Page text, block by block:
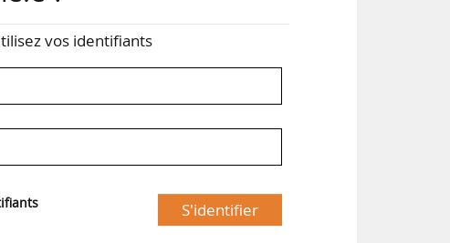
vos identifiants
S'identifier